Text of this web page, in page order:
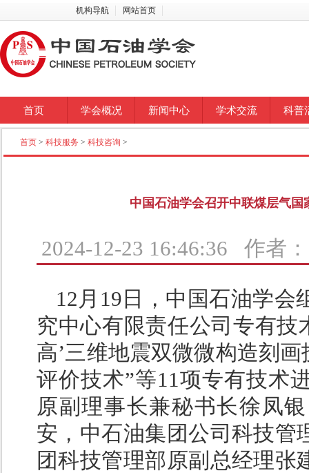
机构导航 网站首页
首页 学会概况 新闻中心 学术交流 科普
首页 > 科技服务 > 科技咨询 >
中国石油学会召开中联煤层气
2024-12-23 16:46:36 作者
12月19日，中国石油学
究中心有限责任公司专有技
高’三维地震双微微构造刻
评价技术”等11项专有技术
原副理事长兼秘书长徐凤
安，中石油集团公司科技管
团科技管理部原副总经理